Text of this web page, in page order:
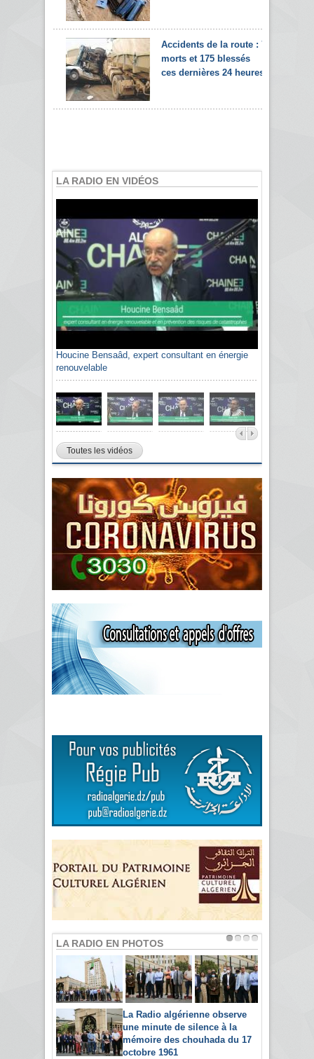
Accidents de la route : 7
morts et 175 blessés
ces dernières 24 heures
LA RADIO EN VIDÉOS
Houcine Bensaâd, expert consultant en énergie
renouvelable
Toutes les vidéos
LA RADIO EN PHOTOS
La Radio algérienne observe
une minute de silence à la
mémoire des chouhada du 17
octobre 1961